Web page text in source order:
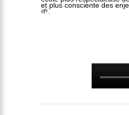
et plus consciente des
🌱.